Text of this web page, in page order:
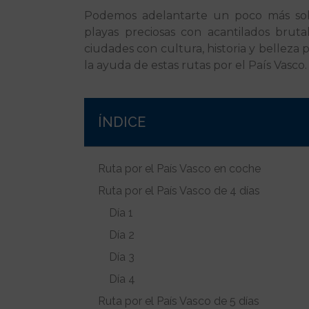
Podemos adelantarte un poco más
playas preciosas con acantilados
ciudades con cultura, historia y belleza
la ayuda de estas rutas por el País Vasco.
ÍNDICE
Ruta por el País Vasco en coche
Ruta por el País Vasco de 4 días
Día 1
Día 2
Día 3
Día 4
Ruta por el País Vasco de 5 días